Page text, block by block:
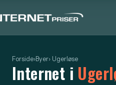
Forside›Byer› Ugerløse
Internet i